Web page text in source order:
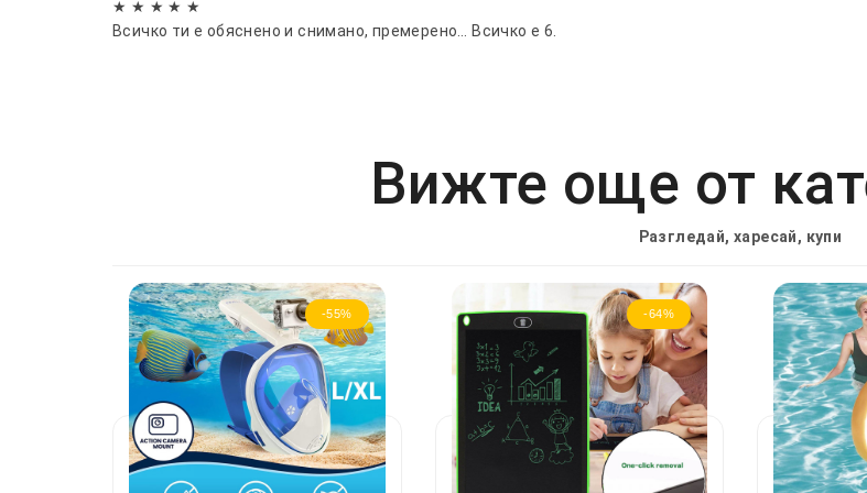
★ ★ ★ ★ ★
Всичко ти е обяснено и снимано, премерено… Всичко е 6.
Вижте още от
Разгледай, харесай, купи
-55% -64%